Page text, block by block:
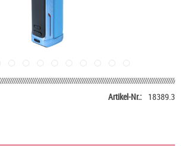
Artikel-Nr.: 18389.3